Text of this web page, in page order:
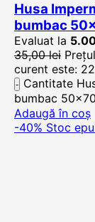
Husa
bumbac
Evaluat la
35,00lei
curent este:
Cantitate
bumbac
Adaugă în coș
-40% Stoc